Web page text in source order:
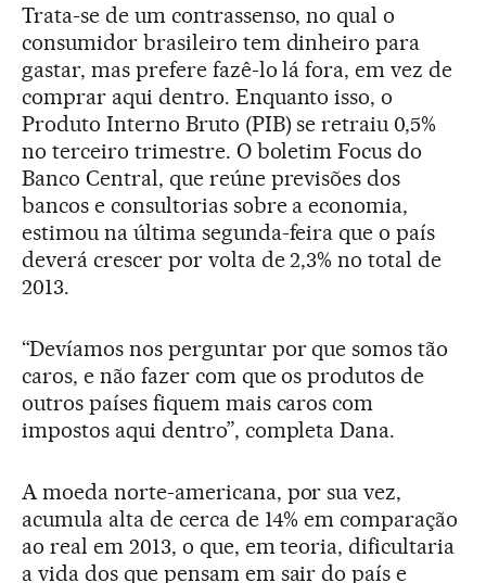
Trata-se de um contrassenso, no qual o
consumidor brasileiro tem dinheiro para
gastar, mas prefere fazê-lo lá fora, em vez de
comprar aqui dentro. Enquanto isso, o
Produto Interno Bruto (PIB) se retraiu 0,5%
no terceiro trimestre. O boletim Focus do
Banco Central, que reúne previsões dos
bancos e consultorias sobre a economia,
estimou na última segunda-feira que o país
deverá crescer por volta de 2,3% no total de
2013.
“Devíamos nos perguntar por que somos tão
caros, e não fazer com que os produtos de
outros países fiquem mais caros com
impostos aqui dentro”, completa Dana.
A moeda norte-americana, por sua vez,
acumula alta de cerca de 14% em comparação
ao real em 2013, o que, em teoria, dificultaria
a vida dos que pensam em sair do país e